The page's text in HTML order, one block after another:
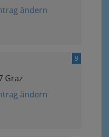
ändern
9
Graz
ändern